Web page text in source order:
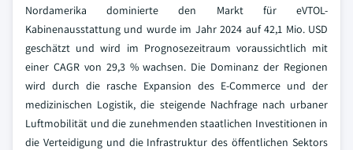
Nordamerika dominierte den Markt für eVTOL-
Kabinenausstattung und wurde im Jahr 2024 auf 42,1 Mio. USD
geschätzt und wird im Prognosezeitraum voraussichtlich mit
einer CAGR von 29,3 % wachsen. Die Dominanz der Regionen
wird durch die rasche Expansion des E-Commerce und der
medizinischen Logistik, die steigende Nachfrage nach urbaner
Luftmobilität und die zunehmenden staatlichen Investitionen in
die Verteidigung und die Infrastruktur des öffentlichen Sektors